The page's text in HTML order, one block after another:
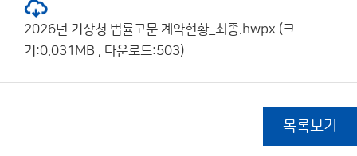
2026년 기상청 법률고문 계약현황_최종.hwpx (크
기:0.031MB , 다운로드:503)
목록보기